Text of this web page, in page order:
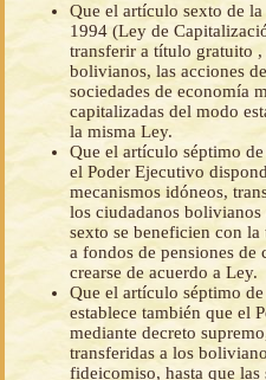
Que el artículo sexto de la
1994 (Ley de
transferir a título gratuito
bolivianos, las acciones
sociedades de economía
capitalizadas del modo
la misma Ley.
Que el artículo séptimo
el Poder Ejecutivo
mecanismos idóneos,
los ciudadanos
sexto se beneficien con
a fondos de pensiones
crearse de acuerdo a Ley.
Que el artículo séptimo
establece también que el
mediante decreto
transferidas a los
fideicomiso, hasta que las